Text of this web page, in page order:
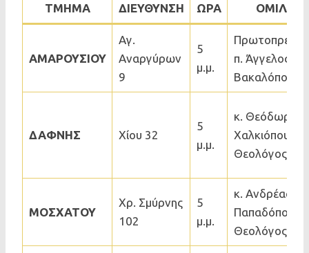
ΤΜΗΜΑ ΔΙΕΥΘΥΝΣΗ ΩΡΑ
ΑΜΑΡΟΥΣΙΟΥ
Αγ.
Αναργύρων
9
5
μ.μ.
π. Άγγελος
ΔΑΦΝΗΣ Χίου 32
5
μ.μ.
κ. Θεόδωρος
Θεολόγος
ΜΟΣΧΑΤΟΥ
Χρ. Σμύρνης
102
5
μ.μ.
κ. Ανδρέας
Θεολόγος